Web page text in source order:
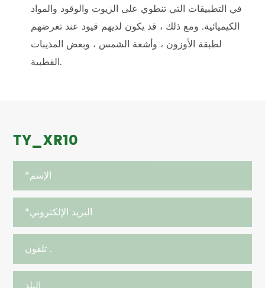
في التطبيقات التي تنطوي على الزيوت والوقود والمواد
الكيميائية. ومع ذلك ، قد يكون لديهم قيود عند تعرضهم
لطبقة الأوزون ، وأشعة الشمس ، وبعض المذيبات
القطبية.
TY_XR10